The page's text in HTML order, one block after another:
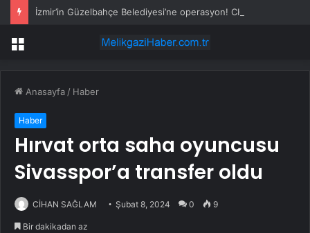
Menü
Anasayfa / Haber
Haber
Hırvat orta saha oyuncusu
Sivasspor’a transfer oldu
CİHAN SAĞLAM Şubat 8, 2024 0 9
Bir dakikadan az